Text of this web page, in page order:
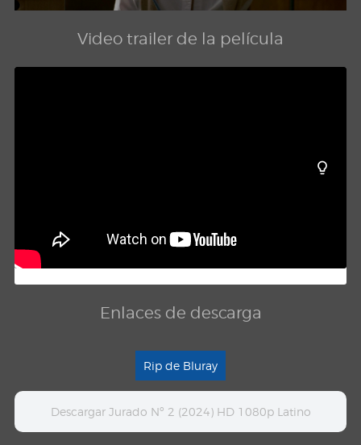
Video trailer de la película
Enlaces de descarga
Rip de Bluray
Descargar Jurado Nº 2 (2024) HD 1080p Latino